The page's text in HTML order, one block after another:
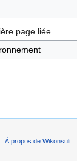
page liée
À propos de Wikonsult